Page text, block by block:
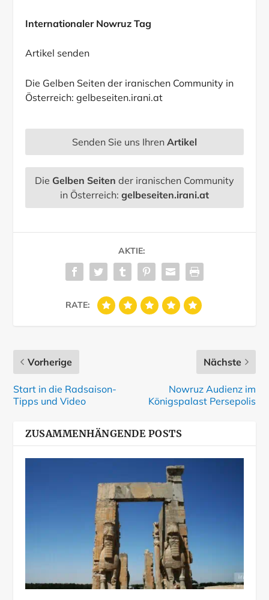
Internationaler Nowruz Tag
Artikel senden
Die Gelben Seiten der iranischen Community in
Österreich:gelbeseiten.irani.at
Senden Sie uns Ihren Artikel
Die Gelben Seiten der iranischen Community
in Österreich: gelbeseiten.irani.at
AKTIE:
RATE:
Vorherige
Start in die Radsaison-
Tipps und Video
Nächste
Nowruz Audienz im
Königspalast Persepolis
ZUSAMMENHÄNGENDE POSTS